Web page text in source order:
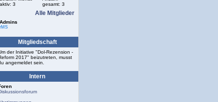
aktiv: 3
gesamt: 3
Alle Mitglieder
Admins
rMS
Mitgliedschaft
der Initiative "Dol-Rezension -
2017" beizutreten, musst
angemeldet sein.
Intern